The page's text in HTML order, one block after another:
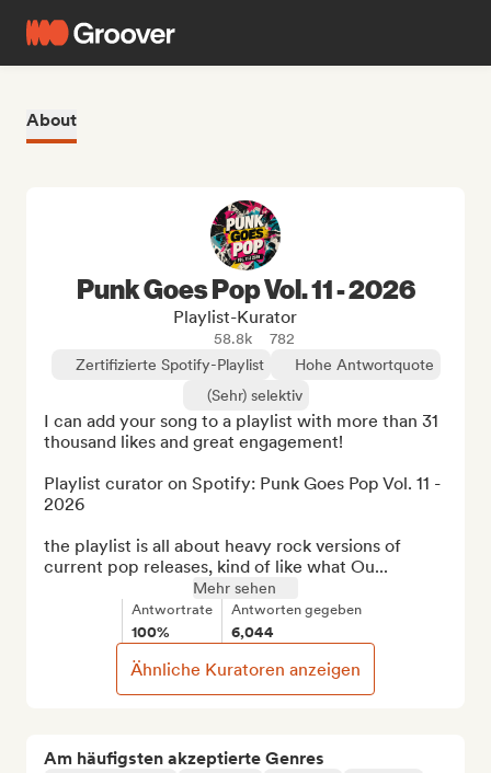
About
Am häufigsten akzeptierte Genres
Punk Goes Pop Vol. 11 - 2026
Playlist-Kurator
58.8k
782
Zertifizierte Spotify-Playlist
Hohe Antwortquote
(Sehr) selektiv
I can add your song to a playlist with more than 31
thousand likes and great engagement!
Playlist curator on Spotify: Punk Goes Pop Vol. 11 -
2026
the playlist is all about heavy rock versions of
current pop releases, kind of like what Ou...
Mehr sehen
Antwortrate
100%
Antworten gegeben
6,044
Ähnliche Kuratoren anzeigen